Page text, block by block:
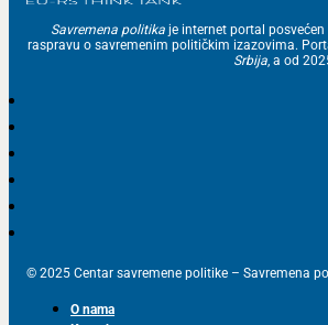
Savremena politika je internet portal
raspravu o savremenim političkim izazovima.
Srbija, a od
© 2025 Centar savremene politike – Savremena
O nama